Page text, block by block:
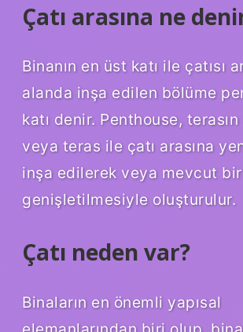
Çatı arasına ne
Binanın en üst katı ile çatısı
alanda inşa edilen bölüme
katı denir. Penthouse, terasın
veya teras ile çatı arasına
inşa edilerek veya mevcut
genişletilmesiyle oluşturulur.
Çatı neden var?
Binaların en önemli yapısal